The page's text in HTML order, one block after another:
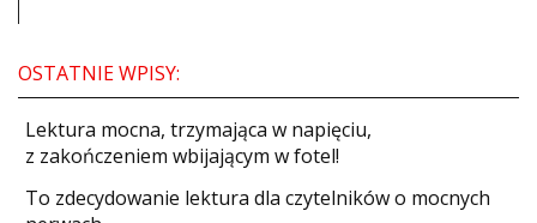
OSTATNIE WPISY:
​Lektura mocna, trzymająca w napięciu,
z zakończeniem wbijającym w fotel!
​To zdecydowanie lektura dla czytelników o mocnych